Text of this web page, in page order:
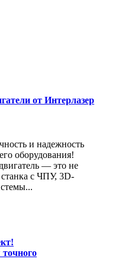
от Интерлазер
и надежность
оборудования!
— это не
станка с ЧПУ, 3D-